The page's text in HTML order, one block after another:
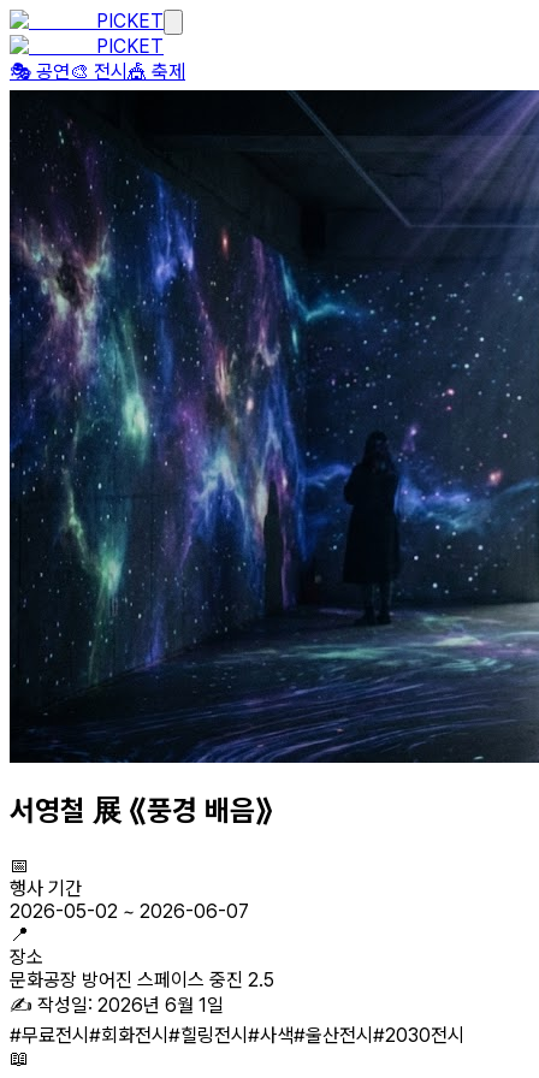
PICKET
PICKET
🎭 공연🎨 전시 🎪 축제
서영철 展 ⟪풍경 배음⟫
📅
행사 기간
2026-05-02 ~ 2026-06-07
📍
장소
문화공장 방어진 스페이스 중진 2.5
✍️ 작성일: 2026년 6월 1일
#무료전시 #회화전시 #힐링전시 #사색#울산전시 #2030전시
📖